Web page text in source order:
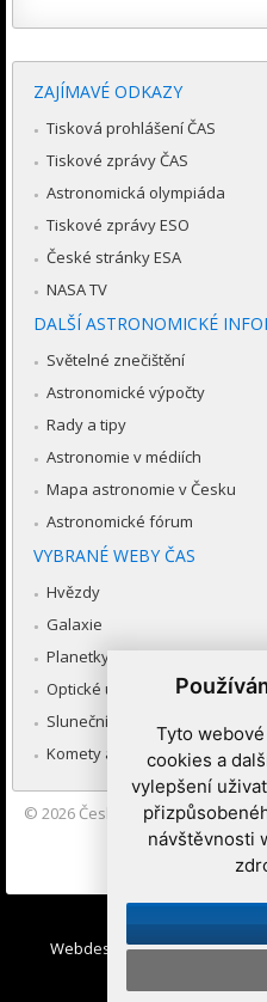
Tyto
cookies a
vylepšení
návštěvnosti
ZAJÍMAVÉ ODKAZY
Tisková prohlášení ČAS
Tiskové zprávy ČAS
Astronomická olympiáda
Tiskové zprávy ESO
České stránky ESA
NASA TV
DALŠÍ ASTRONOMICKÉ
Světelné znečištění
Astronomické výpočty
Rady a tipy
Astronomie v médiích
Mapa astronomie v Česku
Astronomické fórum
VYBRANÉ WEBY ČAS
Hvězdy
Galaxie
Planetky
Optické úkazy v atmosféře
Sluneční soustava
Komety a meteory
© 2026 Česká astronomická
Brno spolupracuje
Webdesign:Medio